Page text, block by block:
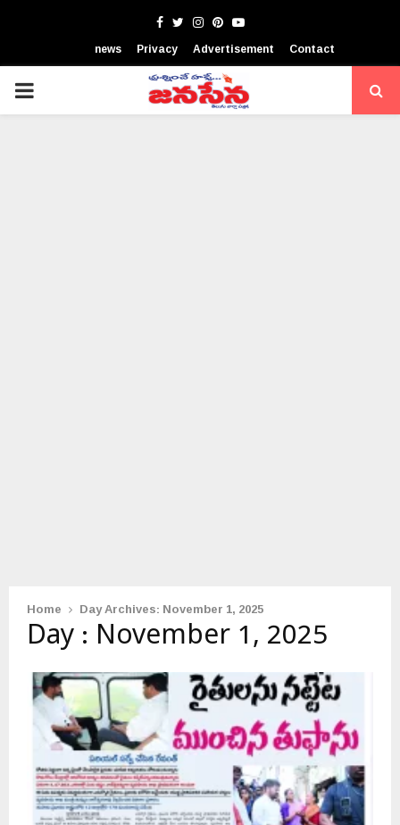
Facebook
TwitterInstagram
Pinterest
Youtube
news Privacy Advertisement Contact
PRIMARY
Home Day Archives: November 1, 2025
Day : November 1, 2025